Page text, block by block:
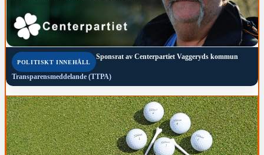
POLITISKT INNEHÅLL
Sponsrat av Centerpartiet Vaggeryds kommun
Transparensmeddelande (TTPA)